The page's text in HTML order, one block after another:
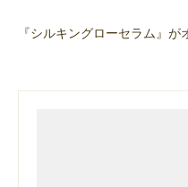
『シルキングローセラム』